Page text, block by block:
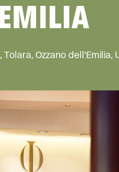
Tolara, Ozzano